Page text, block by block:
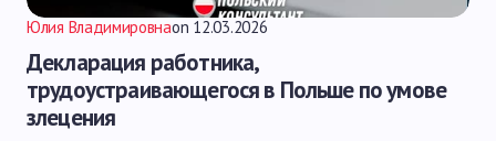
Юлия Владимировнаon 12.03.2026
Декларация работника,
трудоустраивающегося в Польше по умове
злецения